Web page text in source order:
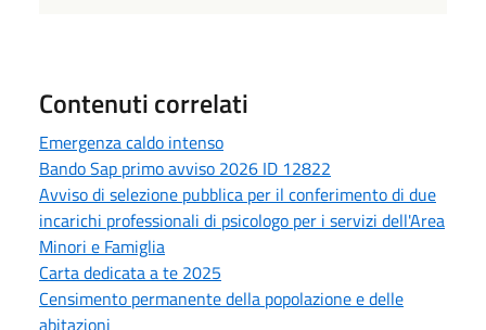
Contenuti correlati
Emergenza caldo intenso
Bando Sap primo avviso 2026 ID 12822
Avviso di selezione pubblica per il conferimento di due
incarichi professionali di psicologo per i servizi dell'Area
Minori e Famiglia
Carta dedicata a te 2025
Censimento permanente della popolazione e delle
abitazioni